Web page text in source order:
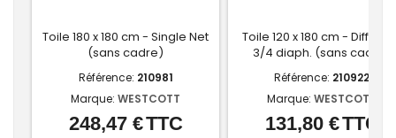
Toile 180 x 180 cm - Single Net
(sans cadre)
Référence: 210981
Marque: WESTCOTT
Prix
248,47 €TTC
Toile 120 x 180 cm -
3/4 diaph. (sans cadre)
Référence: 210922
Marque: WESTCOTT
Prix
131,80 €TTC